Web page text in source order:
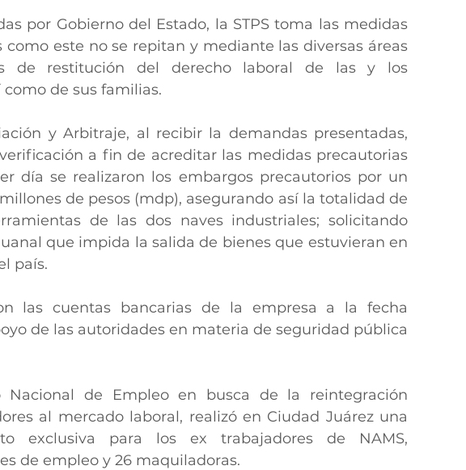
por Gobierno del Estado, la STPS toma las medidas
como este no se repitan y mediante las diversas áreas
de restitución del derecho laboral de las y los
de sus familias.
y Arbitraje, al recibir la demandas presentadas,
a fin de acreditar las medidas precautorias
día se realizaron los embargos precautorios por un
de pesos (mdp), asegurando así la totalidad de
de las dos naves industriales; solicitando
que impida la salida de bienes que estuvieran en
país.
las cuentas bancarias de la empresa a la fecha
de las autoridades en materia de seguridad pública
Nacional de Empleo en busca de la reintegración
al mercado laboral, realizó en Ciudad Juárez una
exclusiva para los ex trabajadores de NAMS,
de empleo y 26 maquiladoras.